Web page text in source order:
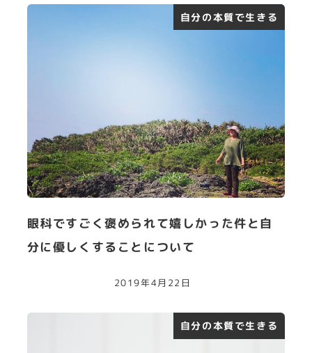
自分の本質で生きる
眼科ですごく褒められて嬉しかった件と自
分に優しくすることについて
2019年4月22日
自分の本質で生きる